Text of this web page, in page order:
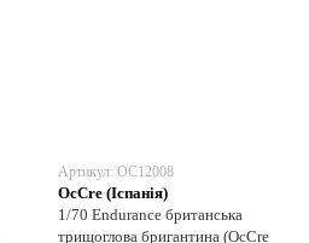
Артикул: OC12008
OcCre (Іспанія)
1/70 Endurance британська
трищоглова бригантина (OcCre